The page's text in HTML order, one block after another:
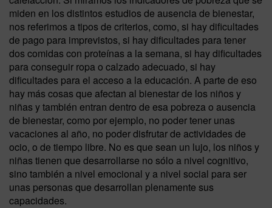
miden en los distintos estudios de ausencia de bienestar,
nos referimos a tipos de criterios, como, si hay dificultades
de pago para imprevistos, si hay dificultades para tener
dos comidas con proteínas a la semana, si hay dificultades
para conseguir ropa o calzado adecuado, si hay
dificultades para el acceso a la educación. A parte de eso
hay más cosas que afectan al bienestar de los niños y
niñas y también entran dentro de esa pobreza o ausencia
de bienestar, como por ejemplo, no poder tener unas
vacaciones al año, no poder disfrutar de actividades de
ocio, o de tiempo libre. No es que sean un lujo, los niños y
niñas tienen que desarrollarse no sólo a nivel cognitivo,
sino también a nivel emocional y a nivel social para ser
unas personas que desarrollan plenamente sus
capacidades.